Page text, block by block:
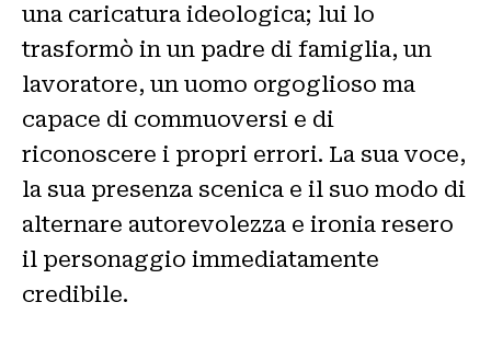
una caricatura ideologica; lui lo
trasformò in un padre di famiglia, un
lavoratore, un uomo orgoglioso ma
capace di commuoversi e di
riconoscere i propri errori. La sua voce,
la sua presenza scenica e il suo modo di
alternare autorevolezza e ironia resero
il personaggio immediatamente
credibile.